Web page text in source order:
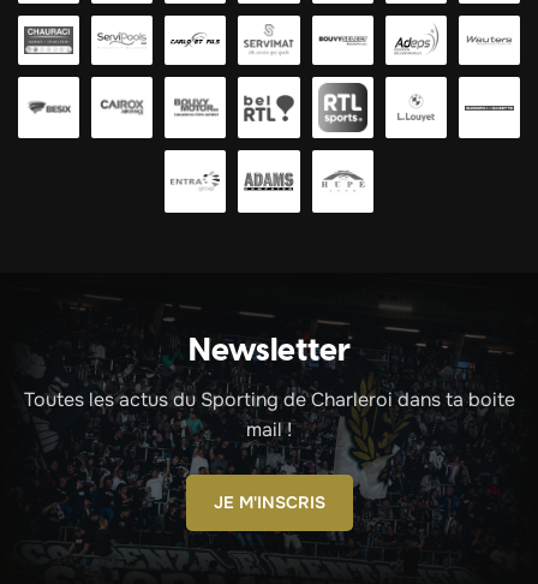
Newsletter
Toutes les actus du Sporting de Charleroi dans ta boite
mail !
JE M'INSCRIS